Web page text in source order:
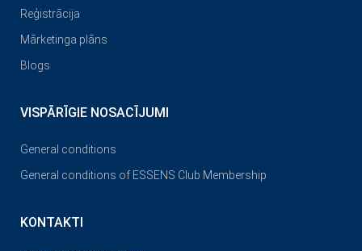
Reģistrācija
Mārketinga plāns
Blogs
VISPĀRĪGIE NOSACĪJUMI
General conditions
General conditions of ESSENS Club Membership
KONTAKTI